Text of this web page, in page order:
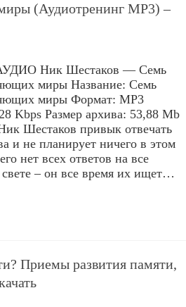
(Аудиотренинг MP3) –
Ник Шестаков — Семь
миры Название: Семь
миры Формат: MP3
Kbps Размер архива: 53,88 Mb
Шестаков привык отвечать
и не планирует ничего в этом
нет всех ответов на все
– он все время их ищет…
Приемы развития памяти,